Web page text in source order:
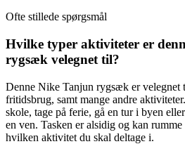
Ofte stillede spørgsmål
Hvilke typer aktiviteter er
rygsæk velegnet til?
Denne Nike Tanjun rygsæk er velegnet
fritidsbrug, samt mange andre
skole, tage på ferie, gå en tur i byen
en ven. Tasken er alsidig og kan rumme
hvilken aktivitet du skal deltage i.